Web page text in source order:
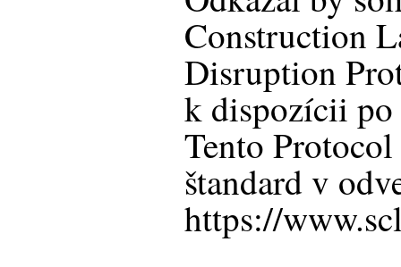
Construction
Disruption
k dispozícii po
Tento
štandard v
https://